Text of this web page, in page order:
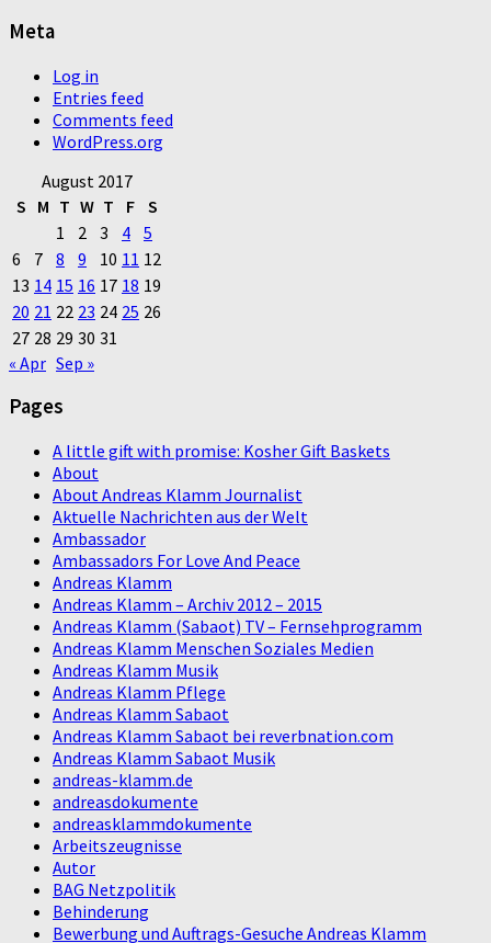
Meta
Log in
Entries feed
Comments feed
WordPress.org
August 2017
S M T W T F S
1
2 3 4 5
6
7 8 9 10 11 12
13 14 15 16 17 18 19
20 21 22 23 24 25 26
27 28 29 30 31
« Apr Sep »
Pages
A little gift with promise: Kosher Gift Baskets
About
About Andreas Klamm Journalist
Aktuelle Nachrichten aus der Welt
Ambassador
Ambassadors For Love And Peace
Andreas Klamm
Andreas Klamm – Archiv 2012 – 2015
Andreas Klamm (Sabaot) TV – Fernsehprogramm
Andreas Klamm Menschen Soziales Medien
Andreas Klamm Musik
Andreas Klamm Pflege
Andreas Klamm Sabaot
Andreas Klamm Sabaot bei reverbnation.com
Andreas Klamm Sabaot Musik
andreas-klamm.de
andreasdokumente
andreasklammdokumente
Arbeitszeugnisse
Autor
BAG Netzpolitik
Behinderung
Bewerbung und Auftrags-Gesuche Andreas Klamm